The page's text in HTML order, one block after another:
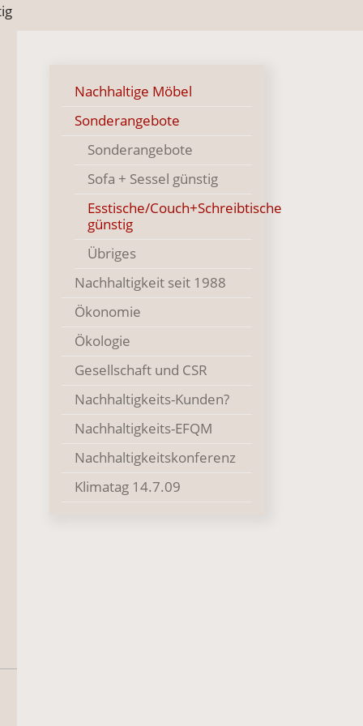
Nachhaltige Möbel
Sonderangebote
Sonderangebote
Sofa + Sessel günstig
Esstische/Couch+Schreibtische
günstig()
Übriges
Nachhaltigkeit seit 1988
Ökonomie
Ökologie
Gesellschaft und CSR
Nachhaltigkeits-Kunden?
Nachhaltigkeits-EFQM
Nachhaltigkeitskonferenz
Klimatag 14.7.09